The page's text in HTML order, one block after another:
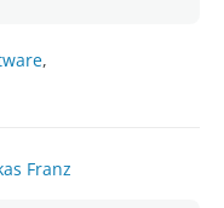
,
Franz